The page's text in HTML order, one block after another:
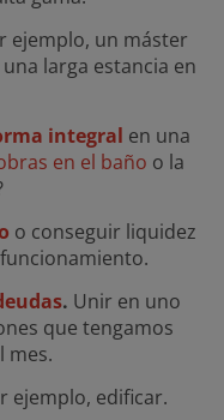
ejemplo, un máster
larga estancia en
integral en una
en el baño o la
o conseguir liquidez
. Unir en uno
que tengamos
mes.
ejemplo, edificar.